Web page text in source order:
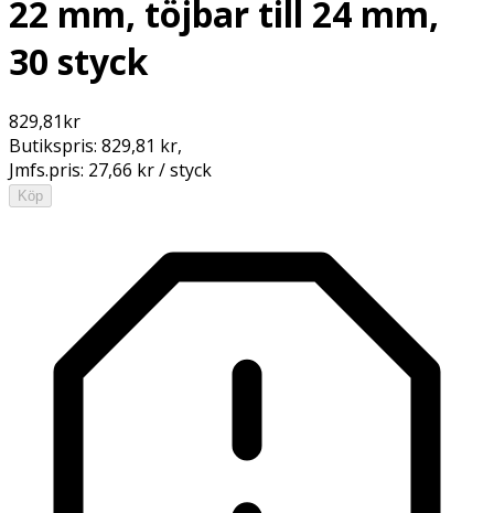
22 mm, töjbar till 24 mm,
30 styck
829,81kr
Butikspris: 829,81 kr,
Jmfs.pris: 27,66 kr / styck
Köp